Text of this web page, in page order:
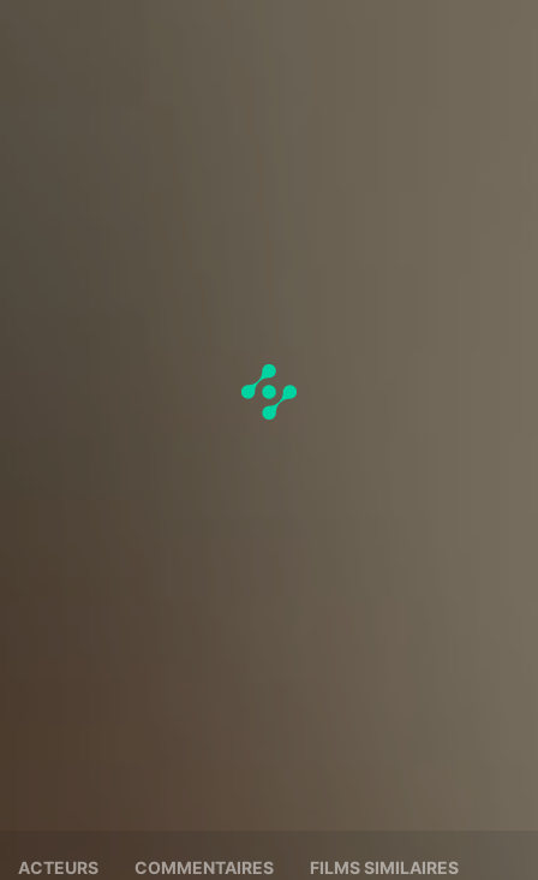
ACTEURS COMMENTAIRES FILMS SIMILAIRES